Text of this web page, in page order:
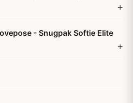
- Snugpak Softie Elite